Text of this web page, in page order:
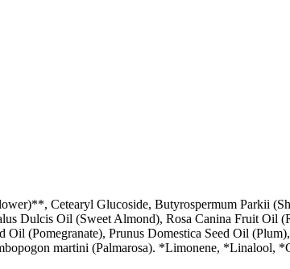
Cetearyl Glucoside, Butyrospermum Parkii
Dulcis Oil (Sweet Almond), Rosa Canina Fruit Oil
(Pomegranate), Prunus Domestica Seed Oil
martini (Palmarosa). *Limonene,